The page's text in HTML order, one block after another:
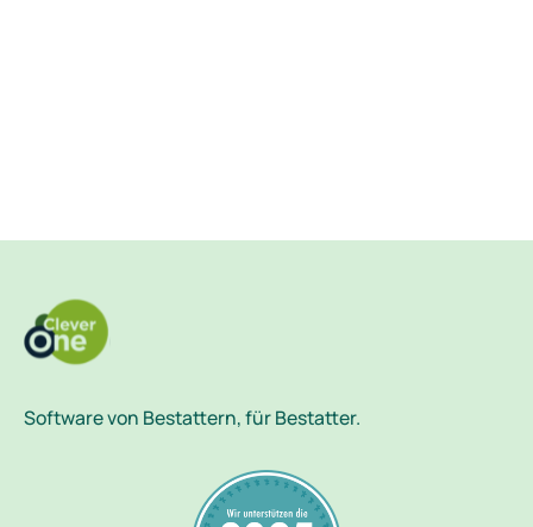
Software von Bestattern, für Bestatter.